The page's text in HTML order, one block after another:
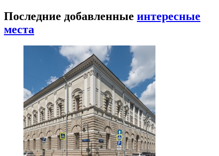
Последние добавленные интересные
места